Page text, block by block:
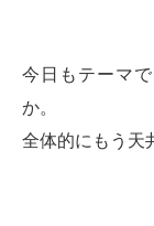
今日もテーマ
か。
全体的にもう天